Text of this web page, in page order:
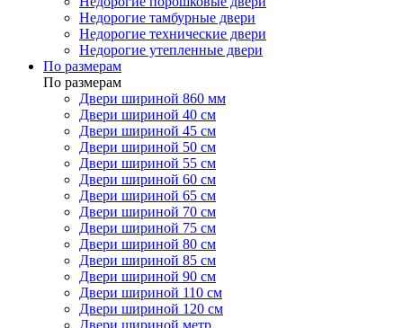
Недорогие тамбурные двери
Недорогие технические двери
Недорогие утепленные двери
По размерам
По размерам
Двери шириной 860 мм
Двери шириной 40 см
Двери шириной 45 см
Двери шириной 50 см
Двери шириной 55 см
Двери шириной 60 см
Двери шириной 65 см
Двери шириной 70 см
Двери шириной 75 см
Двери шириной 80 см
Двери шириной 85 см
Двери шириной 90 см
Двери шириной 110 см
Двери шириной 120 см